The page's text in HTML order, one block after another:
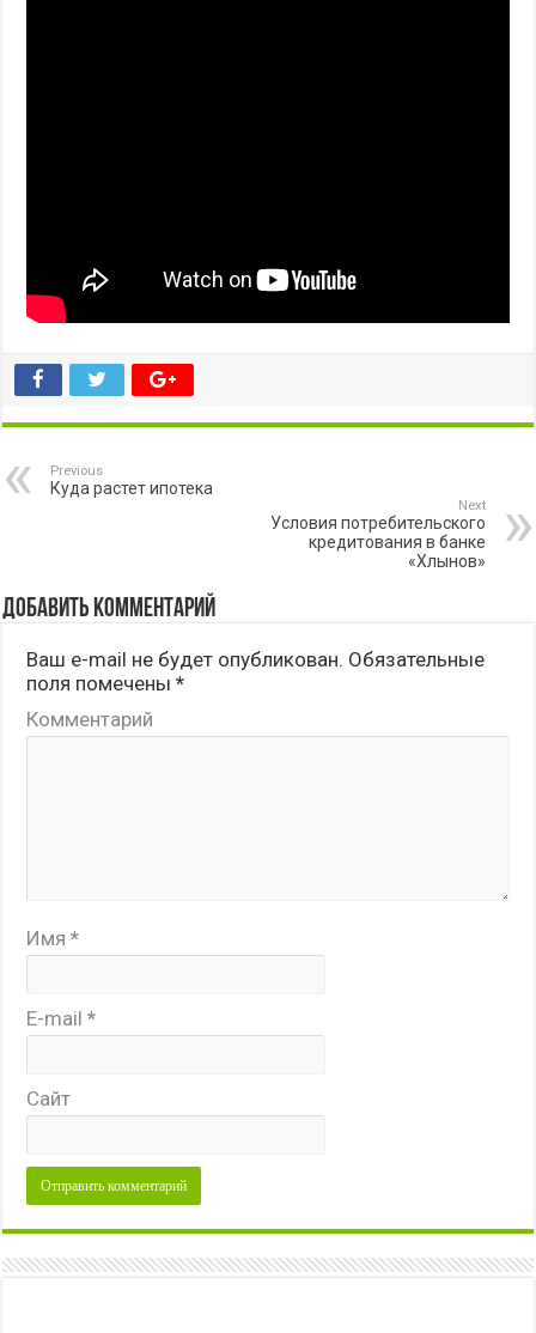
Previous
Куда растет ипотека
Next
Условия потребительского
кредитования в банке
«Хлынов»
Добавить комментарий
Ваш e-mail не будет опубликован. Обязательные
поля помечены*
Комментарий
Имя*
E-mail*
Сайт